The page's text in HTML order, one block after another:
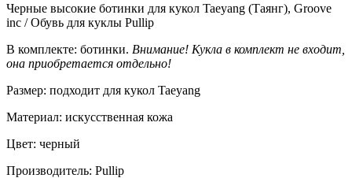
Черные высокие ботинки для кукол Taeyang (Таянг), Groove
inc / Обувь для куклы Pullip
В комплекте: ботинки. Внимание! Кукла в комплект не входит,
она приобретается отдельно!
Размер: подходит для кукол Taeyang
Материал: искусственная кожа
Цвет: черный
Производитель: Pullip